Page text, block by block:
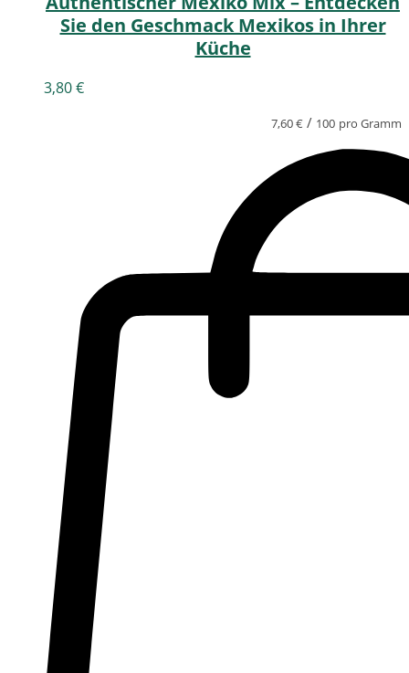
Sie den Geschmack Mexikos in Ihrer
Küche
3,80€
7,60€ / 100 pro Gramm